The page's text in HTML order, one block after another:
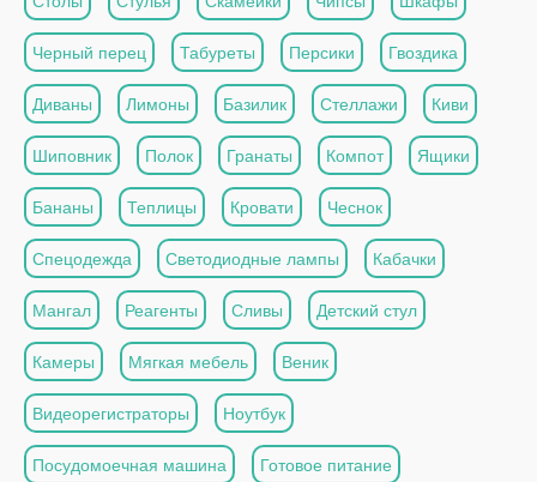
Черный перец Табуреты Персики Гвоздика
Диваны Лимоны Базилик Стеллажи Киви
Шиповник Полок Гранаты Компот Ящики
Бананы Теплицы Кровати Чеснок
Спецодежда Светодиодные лампы Кабачки
Мангал Реагенты Сливы Детский стул
Камеры Мягкая мебель Веник
Видеорегистраторы Ноутбук
Посудомоечная машина Готовое питание